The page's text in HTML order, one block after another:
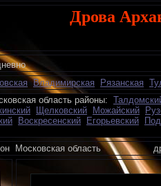
Дрова
Владимирская Рязанская
область районы:
Щелковский Можайский
Воскресенский Егорьевский
район Московская область